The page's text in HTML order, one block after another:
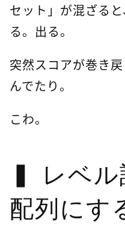
セット」が混ざる
る。出る。
突然スコアが巻き
んでたり。
こわ。
レベ
配列にす